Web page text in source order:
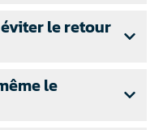
le retour
le